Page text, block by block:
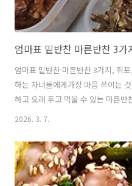
엄마표 밑반찬 마른반찬 3가
엄마표 밑반찬 마른반찬 3가지, 쥐
하는 자녀들에게가장 마음 쓰이는
하고 오래 두고 먹을 수 있는 마른
통씩 보내주었습니다.오늘 소개하는
반찬으로 좋은 마른반찬 3종 세트
Filefish)▶ 재료 (Ingredients)쥐
숟가락 (Cooking wine 3 tbsp)마
2026. 3. 7.